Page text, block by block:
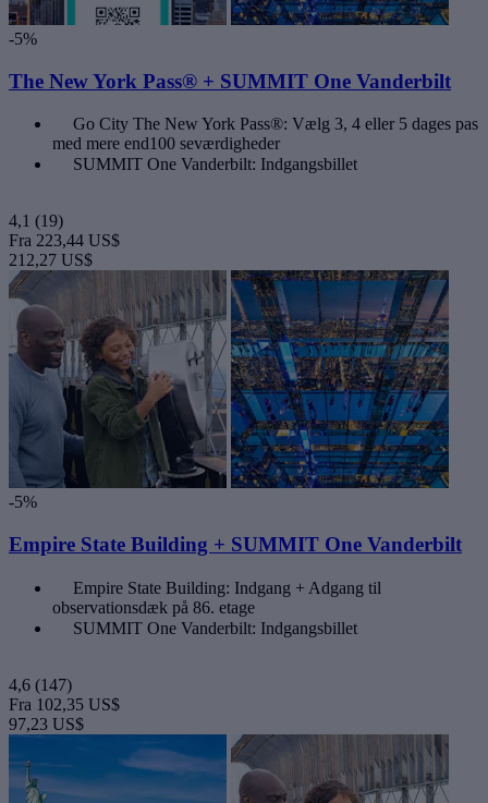
-5%
The New York Pass® + SUMMIT One Vanderbilt
Go City The New York Pass®: Vælg 3, 4 eller 5 dages pas
med mere end100 seværdigheder
SUMMIT One Vanderbilt: Indgangsbillet
4,1 (19)
Fra 223,44 US$
212,27 US$
-5%
Empire State Building + SUMMIT One Vanderbilt
Empire State Building: Indgang + Adgang til
observationsdæk på 86. etage
SUMMIT One Vanderbilt: Indgangsbillet
4,6 (147)
Fra 102,35 US$
97,23 US$